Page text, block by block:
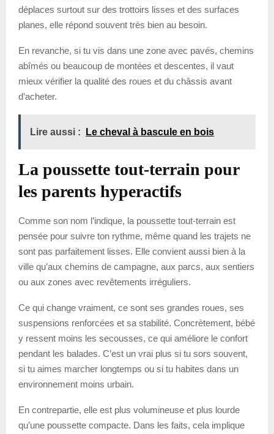
déplaces surtout sur des trottoirs lisses et des surfaces
planes, elle répond souvent très bien au besoin.
En revanche, si tu vis dans une zone avec pavés, chemins
abîmés ou beaucoup de montées et descentes, il vaut
mieux vérifier la qualité des roues et du châssis avant
d’acheter.
Lire aussi : Le cheval à bascule en bois
La poussette tout-terrain pour
les parents hyperactifs
Comme son nom l’indique, la poussette tout-terrain est
pensée pour suivre ton rythme, même quand les trajets ne
sont pas parfaitement lisses. Elle convient aussi bien à la
ville qu’aux chemins de campagne, aux parcs, aux sentiers
ou aux zones avec revêtements irréguliers.
Ce qui change vraiment, ce sont ses grandes roues, ses
suspensions renforcées et sa stabilité. Concrètement, bébé
y ressent moins les secousses, ce qui améliore le confort
pendant les balades. C’est un vrai plus si tu sors souvent,
si tu aimes marcher longtemps ou si tu habites dans un
environnement moins urbain.
En contrepartie, elle est plus volumineuse et plus lourde
qu’une poussette compacte. Dans les faits, cela implique